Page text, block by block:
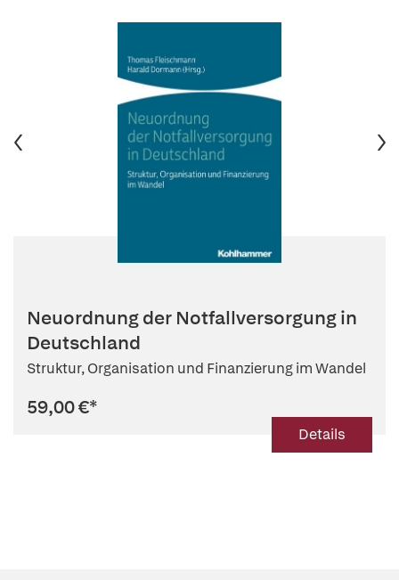
Neuordnung der Notfallversorgung in
Deutschland
Struktur, Organisation und Finanzierung im Wandel
59,00 €*
Details